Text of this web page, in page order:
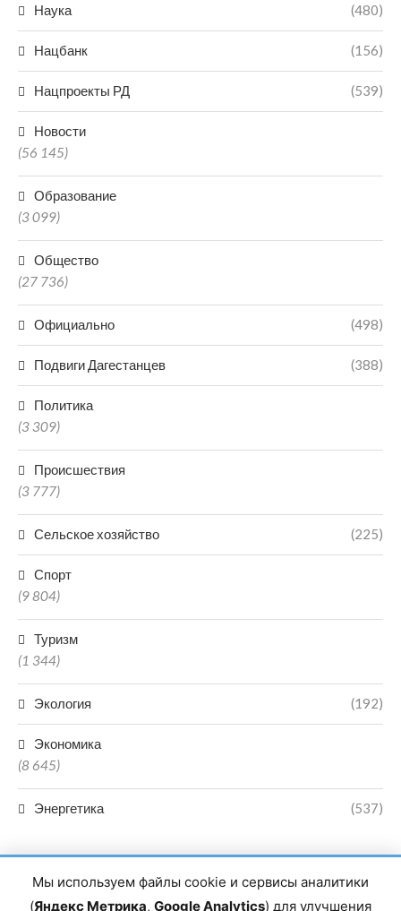
Наука (480)
Нацбанк (156)
Нацпроекты РД (539)
Новости
(56 145)
Образование
(3 099)
Общество
(27 736)
Официально (498)
Подвиги Дагестанцев (388)
Политика
(3 309)
Происшествия
(3 777)
Сельское хозяйство (225)
Спорт
(9 804)
Туризм
(1 344)
Экология (192)
Экономика
(8 645)
Энергетика (537)
Мы используем файлы cookie и сервисы аналитики
(Яндекс Метрика, Google Analytics) для улучшения